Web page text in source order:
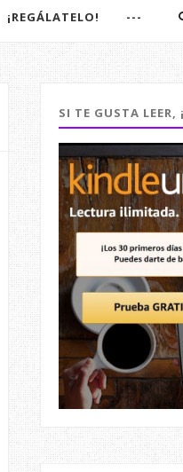
¡REGÁLATELO! ---
SI TE GUSTA LEER,